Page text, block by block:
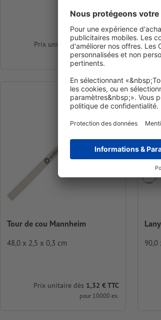
Prix unitaire dès1,17 € TTC
pour 10000 ex.
Tour de cou Mannheim
48,0 x 2,5 x 0,3 cm
Prix unitaire dès 1,32 € TTC
pour 10000 ex.
90,0